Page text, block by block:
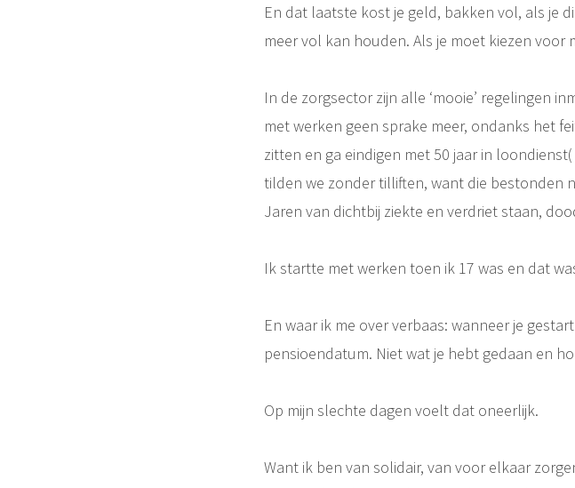
En dat laatste kost je geld, bakken vol, als je
meer vol kan houden. Als je moet kiezen voor
In de zorgsector zijn alle ‘mooie’ regelingen
met werken geen sprake meer, ondanks het
zitten en ga eindigen met 50 jaar in
tilden we zonder tilliften, want die bestonden
Jaren van dichtbij ziekte en verdriet staan,
Ik startte met werken toen ik 17 was en dat
En waar ik me over verbaas: wanneer je
pensioendatum. Niet wat je hebt gedaan en
Op mijn slechte dagen voelt dat oneerlijk.
Want ik ben van solidair, van voor elkaar